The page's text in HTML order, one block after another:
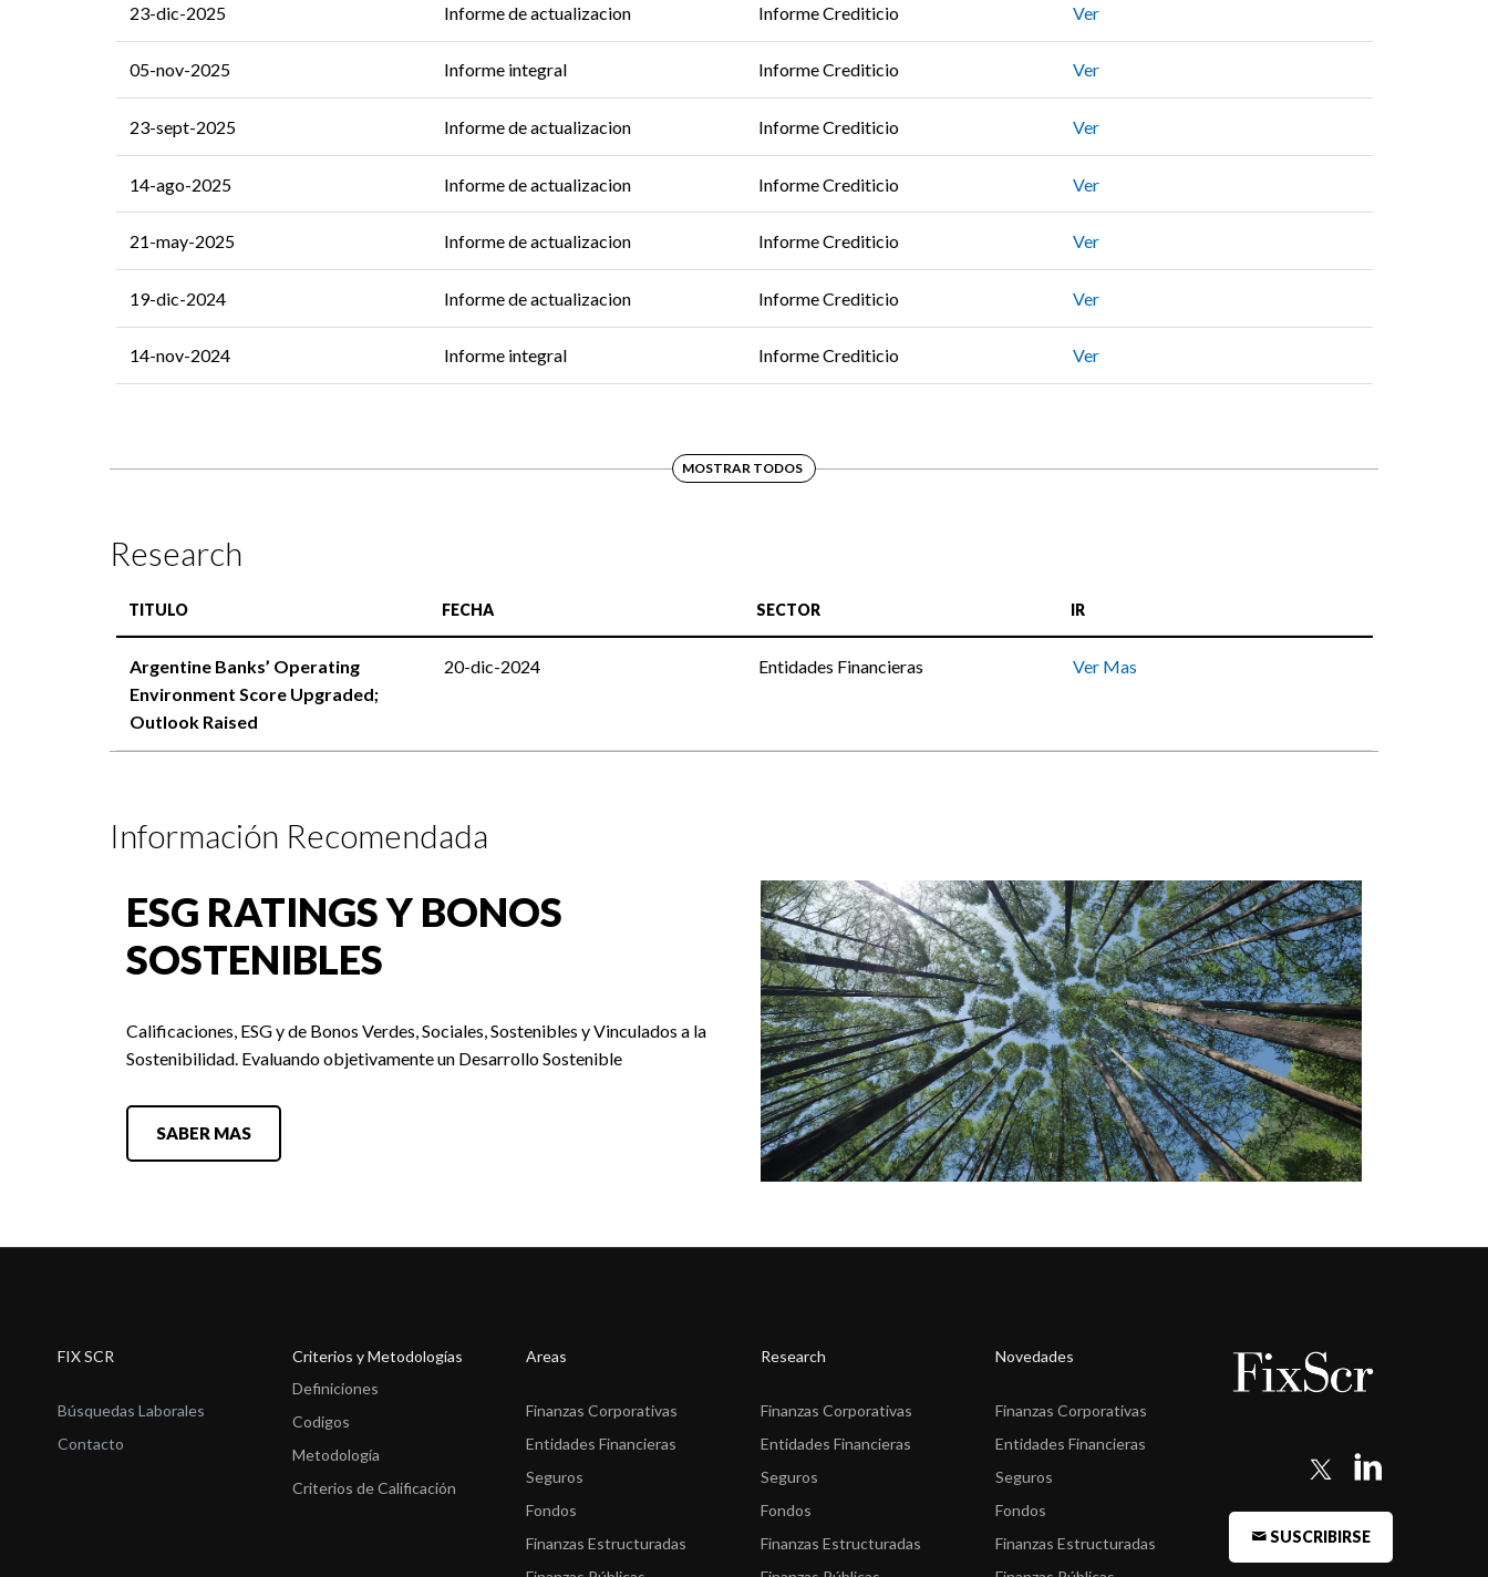
23-dic-2025 Informe de actualizacion Informe Crediticio Ver
05-nov-2025 Informe integral Informe Crediticio Ver
23-sept-2025 Informe de actualizacion Informe Crediticio Ver
14-ago-2025 Informe de actualizacion Informe Crediticio Ver
21-may-2025 Informe de actualizacion Informe Crediticio Ver
19-dic-2024 Informe de actualizacion Informe Crediticio Ver
14-nov-2024 Informe integral Informe Crediticio Ver
MOSTRAR TODOS
Research
TITULO FECHA SECTOR IR
Argentine Banks’ Operating
Environment Score Upgraded;
Outlook Raised
20-dic-2024 Entidades Financieras Ver Mas
Información Recomendada
ESG RATINGS Y BONOS
SOSTENIBLES
Calificaciones, ESG y de Bonos Verdes, Sociales, Sostenibles y Vinculados a la
Sostenibilidad. Evaluando objetivamente un Desarrollo Sostenible
SABER MAS
FIX SCR
Búsquedas Laborales
Contacto
Criterios y Metodologías
Definiciones
Codigos
Metodología
Criterios de Calificación
Areas
Finanzas Corporativas
Entidades Financieras
Seguros
Fondos
Finanzas Estructuradas
Research
Finanzas Corporativas
Entidades Financieras
Seguros
Fondos
Finanzas Estructuradas
Novedades
Finanzas Corporativas
Entidades Financieras
Seguros
Fondos
Finanzas Estructuradas
SUSCRIBIRSE